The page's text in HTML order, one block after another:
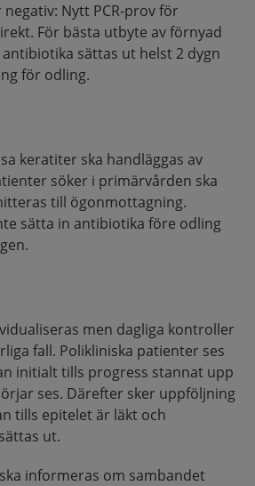
Nytt PCR-prov för
För bästa utbyte av förnyad
sättas ut helst 2 dygn
för odling.
keratiter ska handläggas av
söker i primärvården ska
till ögonmottagning.
sätta in antibiotika före odling
men dagliga kontroller
fall. Polikliniska patienter ses
initialt tills progress stannat upp
ses. Därefter sker uppföljning
tills epitelet är läkt och
ut.
informeras om sambandet